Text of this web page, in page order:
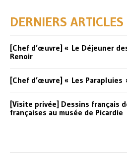
DERNIERS ARTICLES
[Chef d’œuvre] « Le Déjeuner
Renoir
[Chef d’œuvre] « Les Parapluies
[Visite privée] Dessins français
françaises au musée de Picardie